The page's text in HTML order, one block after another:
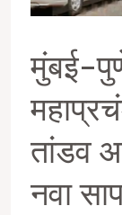
मुंबई-
तांडव
नवा